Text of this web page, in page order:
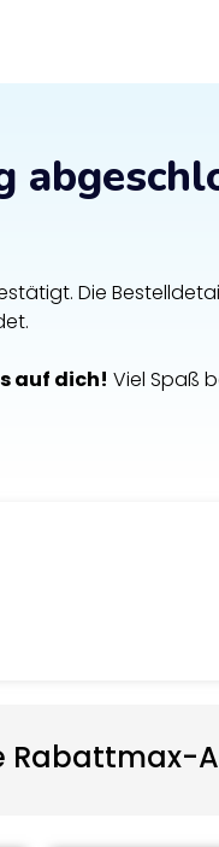
Die
auf dich! Viel Spaß
Rabattmax-